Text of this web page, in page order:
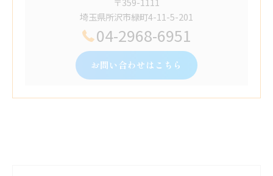
埼玉県所沢市緑町4-11-5-201
04-2968-6951
お問い合わせはこちら